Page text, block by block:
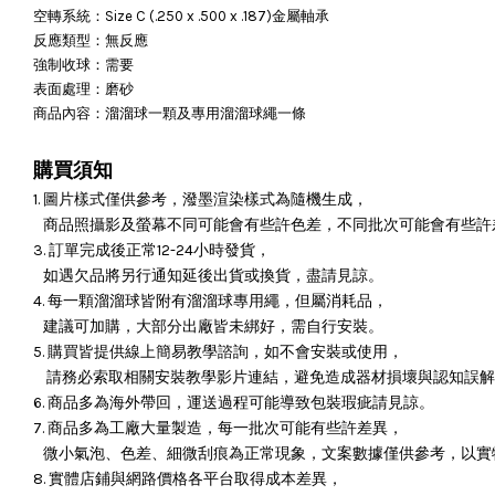
空轉系統： Size C (.250 x .500 x .187)金屬軸承
反應類型：無反應
強制收球：需要
表面處理：磨砂
商品內容：溜溜球一顆及專用溜溜球繩一條
購買須知
1. 圖片樣式僅供參考，潑墨渲染樣式為隨機生成，
商品照攝影及螢幕不同可能會有些許色差，不同批次可能會有些許
3. 訂單完成後正常12-24小時發貨，
如遇欠品將另行通知延後出貨或換貨，盡請見諒。
4. 每一顆溜溜球皆附有溜溜球專用繩，但屬消耗品，
建議可加購，大部分出廠皆未綁好，需自行安裝。
5. 購買皆提供線上簡易教學諮詢，如不會安裝或使用，
請務必索取相關安裝教學影片連結，避免造成器材損壞與認知誤解
6. 商品多為海外帶回，運送過程可能導致包裝瑕疵請見諒。
7. 商品多為工廠大量製造，每一批次可能有些許差異，
微小氣泡、色差、細微刮痕為正常現象，文案數據僅供參考，以實
8. 實體店鋪與網路價格各平台取得成本差異，